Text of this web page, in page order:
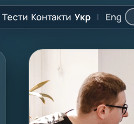
Тести Контакти Укр | Eng